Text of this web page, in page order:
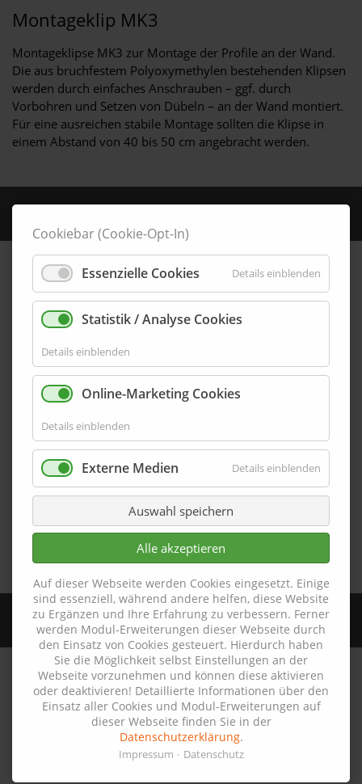
Montageklip MK3
Montageklipse MK3 zur Montage der Profile an der Wand.
Die aus bruchfestem Polyoxymethylen bestehenden Klipsen
werden durch einfaches Anschrauben – ggf. durch
Vorbohren und Setzen von Dübeln – an der Wand montiert.
Für eine ausreichen stabile Montage sollten die Klipse in
einem Abstand von 40 bis 50 cm angebracht werden.
Endabschlussblech EAS-G70-13-DK-F
Passgenau gelasertes pulverbeschichtetes
Endabschlussblech EAS-G70-13-DK-F aus Aluminium mit
Farboberfläche für den Profilabschluss. Das
Endabschlussblech – passend zur Farbe der Sockelleiste –
wird durch Ankleben am Profilende aufgebracht und sorgt
so für einen sauberen Abschluss. Informationen zur
Montage der Endabschlussbleche finden Sie im
Montagehinweis: Montage der Endabschlussbleche.
EAS-G70-13-DK-F
Cookiebar (Cookie-Opt-In)
Essenzielle Cookies Details einblenden
Statistik / Analyse Cookies
Details einblenden
Online-Marketing Cookies
Details einblenden
Externe Medien Details einblenden
Auswahl speichern
Alle akzeptieren
Auf dieser Webseite werden Cookies eingesetzt. Einige
sind essenziell, während andere helfen, diese Website
zu Ergänzen und Ihre Erfahrung zu verbessern. Ferner
werden Modul-Erweiterungen dieser Webseite durch
den Einsatz von Cookies gesteuert. Hierdurch haben
Sie die Möglichkeit selbst Einstellungen an der
Webseite vorzunehmen und können diese aktivieren
oder deaktivieren! Detaillierte Informationen über den
Einsatz aller Cookies und Modul-Erweiterungen auf
dieser Webseite finden Sie in der
Datenschutzerklärung.
Impressum Datenschutz